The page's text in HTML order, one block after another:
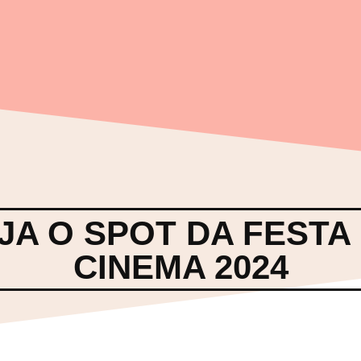
O SPOT DA FESTA
CINEMA 2024